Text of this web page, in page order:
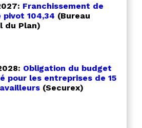
Franchissement de
pivot 104,34 (Bureau
du Plan)
Obligation du budget
pour les entreprises de 15
(Securex)